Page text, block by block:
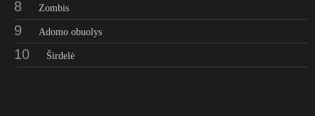
8 Zombis
9 Adomo obuolys
10 Širdelė